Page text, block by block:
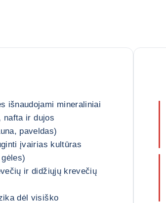
išnaudojami mineraliniai
ir dujos
paveldas)
įvairias kultūras
ir didžiųjų krevečių
dėl visiško